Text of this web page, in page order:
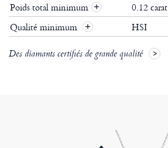
Poids total minimum + 0.12 carat
Qualité minimum
+ HSI
Des diamants certifiés de grande qualité